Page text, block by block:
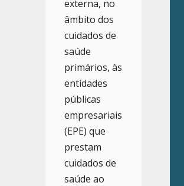
externa, no
âmbito dos
cuidados de
saúde
primários, às
entidades
públicas
empresariais
(EPE) que
prestam
cuidados de
saúde ao